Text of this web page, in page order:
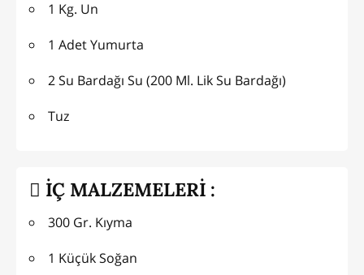
1 Kg. Un
1 Adet Yumurta
2 Su Bardağı Su (200 Ml. Lik Su Bardağı)
Tuz
İÇ MALZEMELERİ :
300 Gr. Kıyma
1 Küçük Soğan